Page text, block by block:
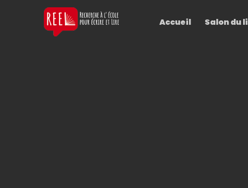
Accueil Salon du